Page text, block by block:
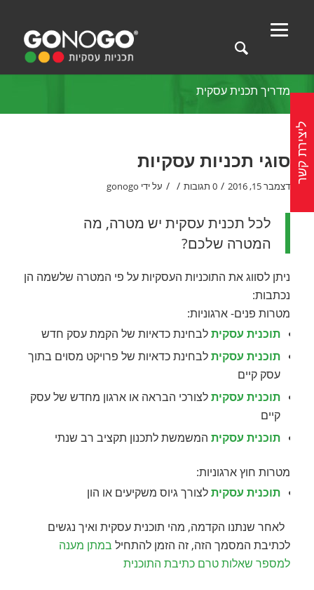
מדריך תכנית עסקית
סוגי תכניות עסקיות
דצמבר 15, 2016 / 0 תגובות /
/ על ידי gonogo
לכל תכנית עסקית יש מטרה, מה
המטרה שלכם?
ניתן לסווג את התוכניות העסקיות על פי המטרה שלשמה הן
נכתבות:
מטרות פנים- ארגוניות:
תוכנית עסקיתלבחינת כדאיות של הקמת עסק חדש
תוכנית עסקיתלבחינת כדאיות של פרויקט מסוים בתוך
עסק קיים
תוכנית עסקיתלצורכי הבראה או ארגון מחדש של עסק
קיים
תוכנית עסקית המשמשת לתכנון תקציב רב שנתי
מטרות חוץ ארגוניות:
תוכנית עסקיתלצורך גיוס משקיעים או הון
לאחר שנתנו הקדמה, מהי תוכנית עסקית ואיך נגשים
לכתיבת המסמך הזה, זה הזמן להתחיל במתן מענה
למספר שאלות טרם כתיבת התוכנית
ליצירת קשר